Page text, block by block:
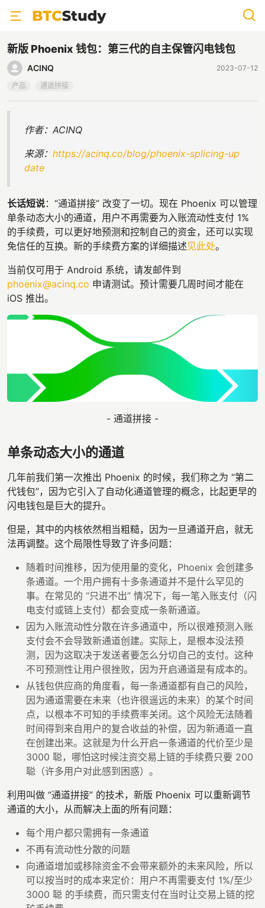
新版 Phoenix 钱包：第三代的自主保管闪电钱包
ACINQ
2023-07-12
产品
通道拼接
作者：ACINQ
来源： https://acinq.co/blog/phoenix-splicing-up
date
长话短说：“通道拼接” 改变了一切。现在 Phoenix 可以管理
单条动态大小的通道，用户不再需要为入账流动性支付 1%
的手续费，可以更好地预测和控制自己的资金，还可以实现
免信任的互换。新的手续费方案的详细描述见此处。
当前仅可用于 Android 系统，请发邮件到
phoenix@acinq.co 申请测试。预计需要几周时间才能在
iOS 推出。
- 通道拼接 -
单条动态大小的通道
几年前我们第一次推出 Phoenix 的时候，我们称之为 “第二
代钱包”，因为它引入了自动化通道管理的概念，比起更早的
闪电钱包是巨大的提升。
但是，其中的内核依然相当粗糙，因为一旦通道开启，就无
法再调整。这个局限性导致了许多问题：
随着时间推移，因为使用量的变化，Phoenix 会创建多
条通道。一个用户拥有十多条通道并不是什么罕见的
事。在常见的 “只进不出” 情况下，每一笔入账支付（闪
电支付或链上支付）都会变成一条新通道。
因为入账流动性分散在许多通道中，所以很难预测入账
支付会不会导致新通道创建。实际上，是根本没法预
测，因为这取决于发送者要怎么分切自己的支付。这种
不可预测性让用户很挫败，因为开启通道是有成本的。
从钱包供应商的角度看，每一条通道都有自己的风险，
因为通道需要在未来（也许很遥远的未来）的某个时间
点，以根本不可知的手续费率关闭。这个风险无法随着
时间得到来自用户的复合收益的补偿，因为新通道一直
在创建出来。这就是为什么开启一条通道的代价至少是
3000 聪，哪怕这时候注资交易上链的手续费只要 200
聪（许多用户对此感到困惑）。
利用叫做 “通道拼接” 的技术，新版 Phoenix 可以重新调节
通道的大小，从而解决上面的所有问题：
每个用户都只需拥有一条通道
不再有流动性分散的问题
向通道增加或移除资金不会带来额外的未来风险，所以
可以按当时的成本来定价：用户不再需要支付 1%/至少
3000 聪 的手续费，而只需支付在当时让交易上链的挖